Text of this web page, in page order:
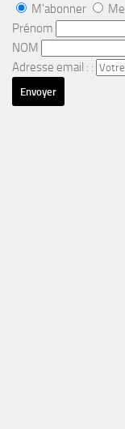
M'abonner
Prénom
NOM
Adresse email : :